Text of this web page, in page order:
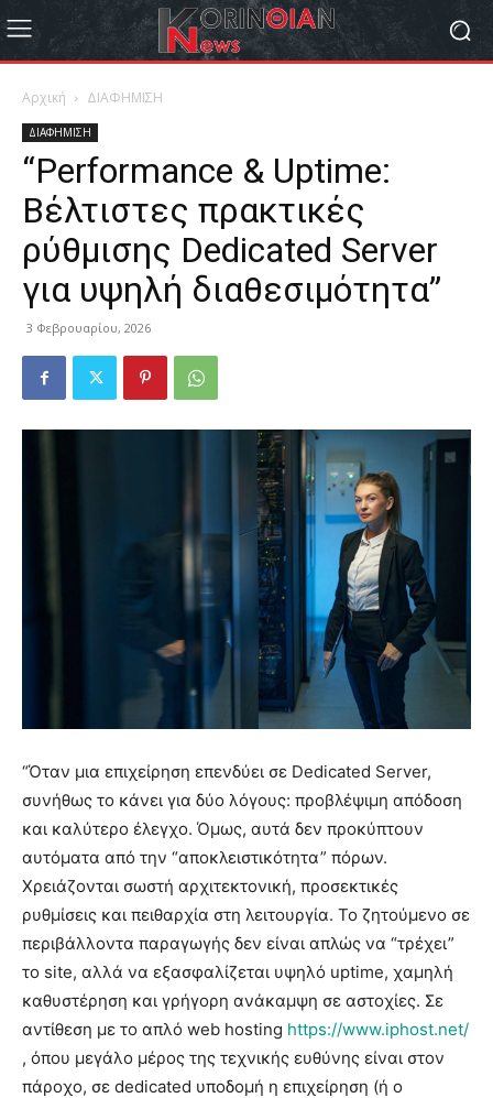
Αρχική ΔΙΑΦΗΜΙΣΗ
ΔΙΑΦΗΜΙΣΗ
“Performance & Uptime:
Βέλτιστες πρακτικές
ρύθμισης Dedicated Server
για υψηλή διαθεσιμότητα”
3 Φεβρουαρίου, 2026
“Όταν μια επιχείρηση επενδύει σε Dedicated Server,
συνήθως το κάνει για δύο λόγους: προβλέψιμη απόδοση
και καλύτερο έλεγχο. Όμως, αυτά δεν προκύπτουν
αυτόματα από την “αποκλειστικότητα” πόρων.
Χρειάζονται σωστή αρχιτεκτονική, προσεκτικές
ρυθμίσεις και πειθαρχία στη λειτουργία. Το ζητούμενο σε
περιβάλλοντα παραγωγής δεν είναι απλώς να “τρέχει”
το site, αλλά να εξασφαλίζεται υψηλό uptime, χαμηλή
καθυστέρηση και γρήγορη ανάκαμψη σε αστοχίες. Σε
αντίθεση με το απλό web hosting https://www.iphost.net/
, όπου μεγάλο μέρος της τεχνικής ευθύνης είναι στον
πάροχο, σε dedicated υποδομή η επιχείρηση (ή ο